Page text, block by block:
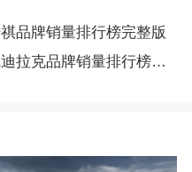
品牌销量排行榜完整版
克品牌销量排行榜完整版